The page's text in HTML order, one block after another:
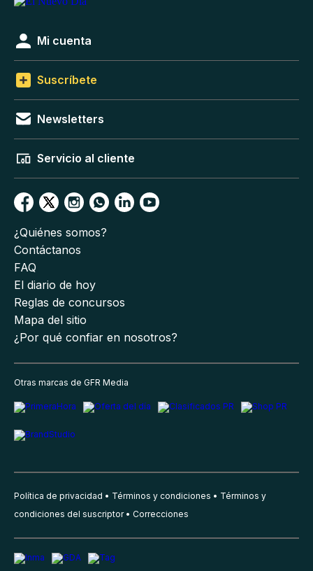
Mi cuenta
Suscríbete
Newsletters
Servicio al cliente
¿Quiénes somos?
Contáctanos
FAQ
El diario de hoy
Reglas de concursos
Mapa del sitio
¿Por qué confiar en nosotros?
Otras marcas de GFR Media
Política de privacidad Términos y condiciones
Términos y
condiciones del suscriptor
Correcciones